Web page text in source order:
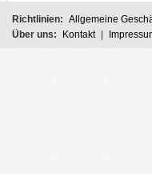
Richtlinien: Allgemeine
Über uns:
Kontakt